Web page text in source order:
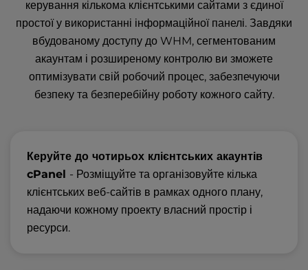
керування кількома клієнтськими сайтами з єдиної
простої у використанні інформаційної панелі. Завдяки
вбудованому доступу до WHM, сегментованим
акаунтам і розширеному контролю ви зможете
оптимізувати свій робочий процес, забезпечуючи
безпеку та безперебійну роботу кожного сайту.
Керуйте до чотирьох клієнтських акаунтів
cPanel - Розміщуйте та організовуйте кілька
клієнтських веб-сайтів в рамках одного плану,
надаючи кожному проекту власний простір і
ресурси.